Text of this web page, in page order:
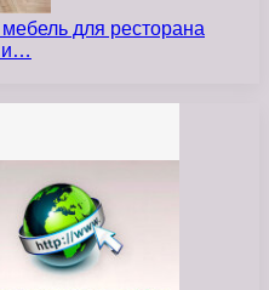
для ресторана
и…